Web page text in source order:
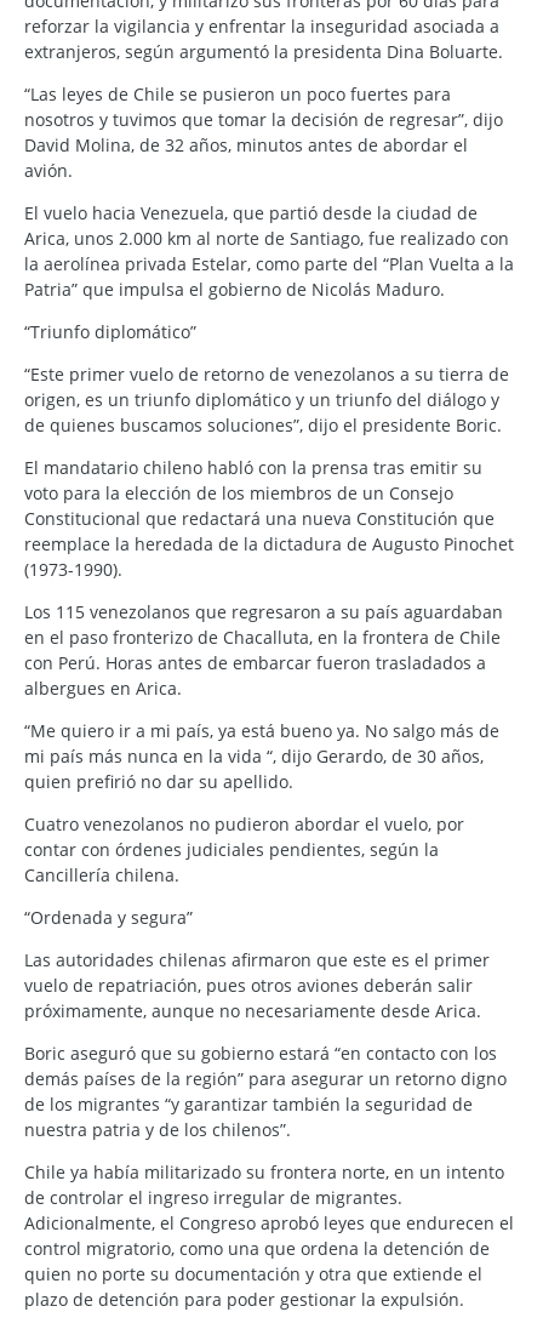
reforzar la vigilancia y enfrentar la inseguridad asociada a
extranjeros, según argumentó la presidenta Dina Boluarte.
“Las leyes de Chile se pusieron un poco fuertes para
nosotros y tuvimos que tomar la decisión de regresar”, dijo
David Molina, de 32 años, minutos antes de abordar el
avión.
El vuelo hacia Venezuela, que partió desde la ciudad de
Arica, unos 2.000 km al norte de Santiago, fue realizado con
la aerolínea privada Estelar, como parte del “Plan Vuelta a la
Patria” que impulsa el gobierno de Nicolás Maduro.
“Triunfo diplomático”
“Este primer vuelo de retorno de venezolanos a su tierra de
origen, es un triunfo diplomático y un triunfo del diálogo y
de quienes buscamos soluciones”, dijo el presidente Boric.
El mandatario chileno habló con la prensa tras emitir su
voto para la elección de los miembros de un Consejo
Constitucional que redactará una nueva Constitución que
reemplace la heredada de la dictadura de Augusto Pinochet
(1973-1990).
Los 115 venezolanos que regresaron a su país aguardaban
en el paso fronterizo de Chacalluta, en la frontera de Chile
con Perú. Horas antes de embarcar fueron trasladados a
albergues en Arica.
“Me quiero ir a mi país, ya está bueno ya. No salgo más de
mi país más nunca en la vida “, dijo Gerardo, de 30 años,
quien prefirió no dar su apellido.
Cuatro venezolanos no pudieron abordar el vuelo, por
contar con órdenes judiciales pendientes, según la
Cancillería chilena.
“Ordenada y segura”
Las autoridades chilenas afirmaron que este es el primer
vuelo de repatriación, pues otros aviones deberán salir
próximamente, aunque no necesariamente desde Arica.
Boric aseguró que su gobierno estará “en contacto con los
demás países de la región” para asegurar un retorno digno
de los migrantes “y garantizar también la seguridad de
nuestra patria y de los chilenos”.
Chile ya había militarizado su frontera norte, en un intento
de controlar el ingreso irregular de migrantes.
Adicionalmente, el Congreso aprobó leyes que endurecen el
control migratorio, como una que ordena la detención de
quien no porte su documentación y otra que extiende el
plazo de detención para poder gestionar la expulsión.